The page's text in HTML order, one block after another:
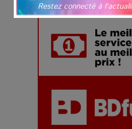
Restez connecté à